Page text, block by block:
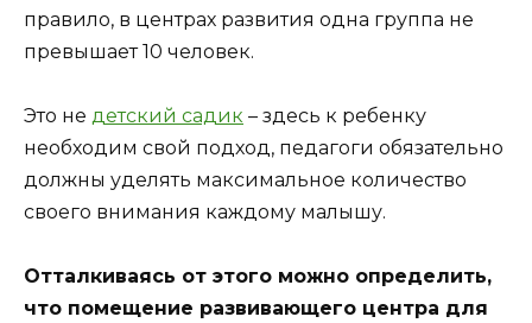
правило, в центрах развития одна группа не
превышает 10 человек.
Это не детский садик – здесь к ребенку
необходим свой подход, педагоги обязательно
должны уделять максимальное количество
своего внимания каждому малышу.
Отталкиваясь от этого можно определить,
что помещение развивающего центра для